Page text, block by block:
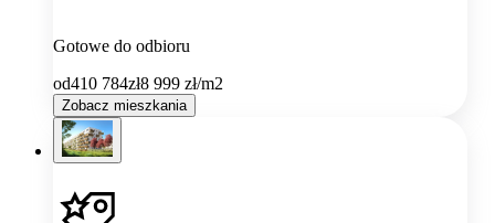
Gotowe do odbioru
od410 784zł8 999 zł/m2
Zobacz mieszkania